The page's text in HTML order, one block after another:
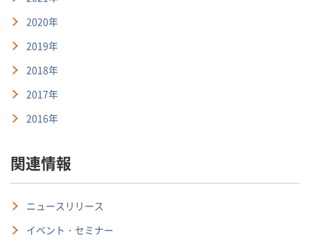
2020年
2019年
2018年
2017年
2016年
関連情報
ニュースリリース
イベント・セミナー